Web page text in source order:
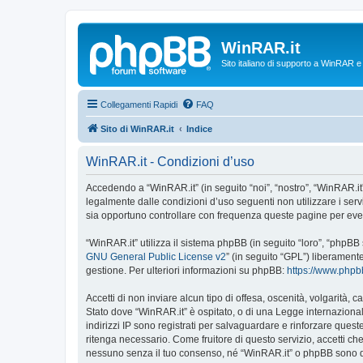
WinRAR.it
Sito italiano di supporto a WinRAR
Collegamenti Rapidi FAQ
Sito di WinRAR.it Indice
WinRAR.it - Condizioni d’uso
Accedendo a “WinRAR.it” (in seguito “noi”, “nostro”,
legalmente dalle condizioni d’uso seguenti non utilizzare i
sia opportuno controllare con frequenza queste pagine per
“WinRAR.it” utilizza il sistema phpBB (in seguito “loro”,
GNU General Public License v2” (in seguito “GPL”)
gestione. Per ulteriori informazioni su phpBB: https://
Accetti di non inviare alcun tipo di offesa, oscenità, volgarità,
Stato dove “WinRAR.it” è ospitato, o di una Legge
indirizzi IP sono registrati per salvaguardare e rinforzare
ritenga necessario. Come fruitore di questo servizio, accetti
nessuno senza il tuo consenso, né “WinRAR.it” o phpBB